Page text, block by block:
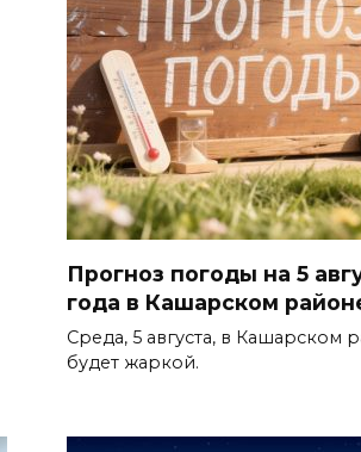
Прогноз погоды на 5
года в Кашарском
Среда, 5 августа, в Кашарском
будет жаркой.